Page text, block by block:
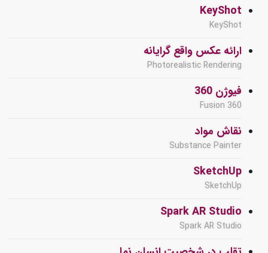
KeyShot
KeyShot
ارائه عکس واقع گرایانه
Photorealistic Rendering
فیوژن 360
Fusion 360
نقاش مواد
Substance Painter
SketchUp
SketchUp
Spark AR Studio
Spark AR Studio